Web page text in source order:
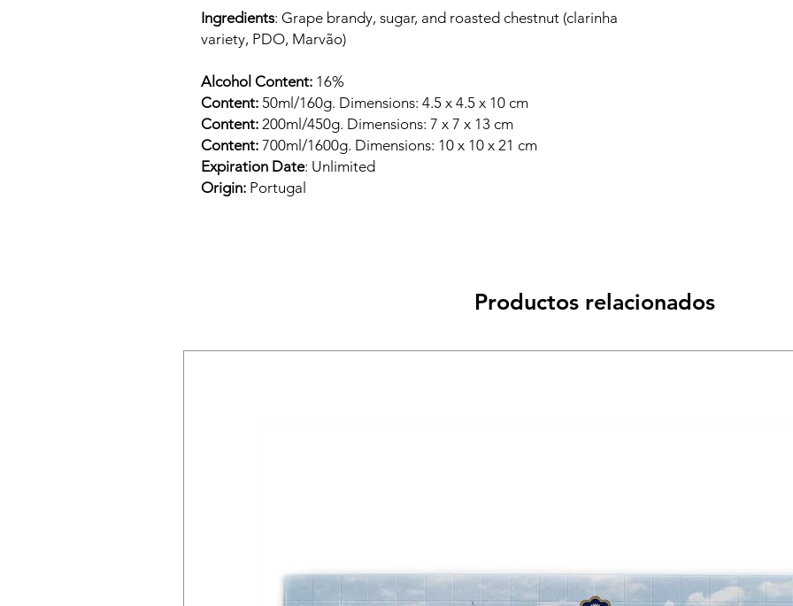
Ingredients: Grape brandy, sugar, and roasted chestnut (clarinha
variety, PDO, Marvão)
Alcohol Content: 16%
Content: 50ml/160g. Dimensions: 4.5 x 4.5 x 10 cm
Content: 200ml/450g. Dimensions: 7 x 7 x 13 cm
Content: 700ml/1600g. Dimensions: 10 x 10 x 21 cm
Expiration Date: Unlimited
Origin: Portugal
Productos relacionados